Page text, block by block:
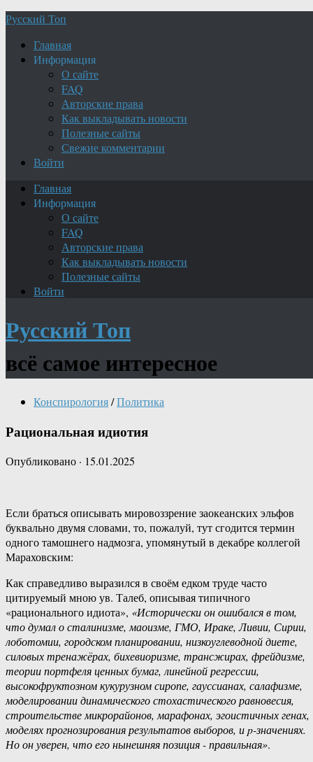
Русский Топ
Главная
Информация
О сайте
FAQ
Авторские права
Как выкладывать новости
Полезные сайты
Свежие комментарии
Войти
Главная
Информация
О сайте
FAQ
Авторские права
Как выкладывать новости
Полезные сайты
Войти
Русский Топ
всё самое интересное
Конспирология/Политика
Рациональная идиотия
Опубликовано · 15.01.2025
Если браться описывать мировоззрение заокеанских эльфов
буквально двумя словами, то, пожалуй, тут сгодится термин
одного тамошнего надмозга, упомянутый в декабре коллегой
Мараховским:
Как‏ ‎справедливо‏ ‎выразился‏ ‎в ‎своём ‎едком ‎труде ‎часто‏
‎цитируемый ‎мною ‎ув.‏ ‎Талеб,‏ описывая типичного
‎«рационального‏ ‎идиота», «Исторически ‎он ‎ошибался ‎в‏ ‎том,
‎что ‎думал‏ ‎о‏ ‎сталинизме, ‎маоизме,‏ ‎ГМО, ‎Ираке,‏ ‎Ливии, ‎Сирии,
‎лоботомии, ‎городском ‎планировании,‏ ‎низкоуглеводной‏ ‎диете,‏
‎силовых ‎тренажёрах,‏ ‎бихевиоризме, ‎трансжирах,‏ ‎фрейдизме,
‎теории‏ ‎портфеля‏ ‎ценных ‎бумаг,‏ ‎линейной ‎регрессии,
‎высокофруктозном ‎кукурузном ‎сиропе,‏ ‎гауссианах, ‎салафизме,‏
‎моделировании‏ ‎динамического‏ ‎стохастического ‎равновесия,
‎строительстве ‎микрорайонов,‏ ‎марафонах, ‎эгоистичных‏ ‎генах,
‎моделях‏ ‎прогнозирования‏ ‎результатов‏ ‎выборов, ‎и ‎p-значениях.
‎Но ‎он ‎уверен, ‎что ‎его ‎нынешняя‏ ‎позиция‏ ‎- ‎правильная».